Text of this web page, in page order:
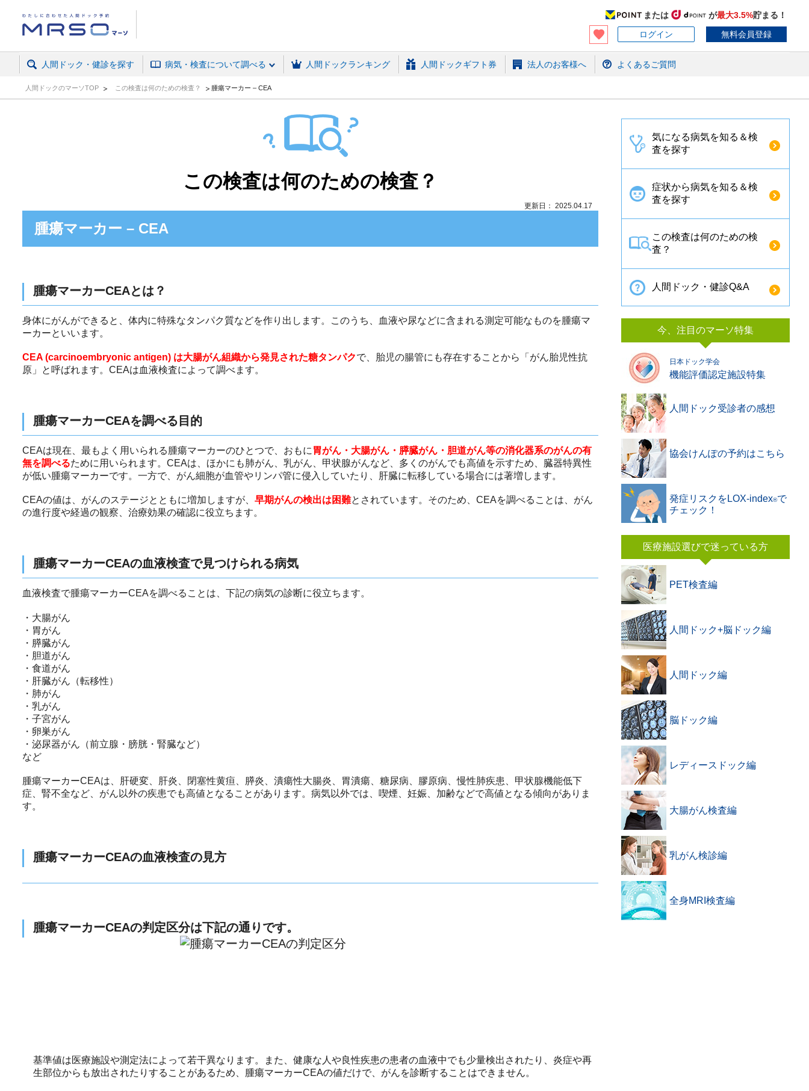
または が最大3.5%貯まる！
ログイン 無料会員登録
人間ドック・健診を探す 病気・検査について調べる 人間ドックランキング 人間ドックギフト券 法人のお客様へ よくあるご質問
人間ドックのマーソTOP この検査は何のための検査？ 腫瘍マーカー – CEA
この検査は何のための検査？
更新日： 2025.04.17
腫瘍マーカー – CEA
腫瘍マーカーCEAとは？
身体にがんができると、体内に特殊なタンパク質などを作り出します。このうち、血液や尿などに含まれる測定可能なものを腫瘍マ
ーカーといいます。
CEA (carcinoembryonic antigen) は大腸がん組織から発見された糖タンパクで、胎児の腸管にも存在することから「がん胎児性抗
原」と呼ばれます。CEAは血液検査によって調べます。
腫瘍マーカーCEAを調べる目的
CEAは現在、最もよく用いられる腫瘍マーカーのひとつで、おもに 胃がん・大腸がん・膵臓がん・胆道がん等の消化器系のがんの有
無を調べるために用いられます。CEAは、ほかにも肺がん、乳がん、甲状腺がんなど、多くのがんでも高値を示すため、臓器特異性
が低い腫瘍マーカーです。一方で、がん細胞が血管やリンパ管に侵入していたり、肝臓に転移している場合には著増します。
CEAの値は、がんのステージとともに増加しますが、 早期がんの検出は困難とされています。そのため、CEAを調べることは、がん
の進行度や経過の観察、治療効果の確認に役立ちます。
腫瘍マーカーCEAの血液検査で見つけられる病気
血液検査で腫瘍マーカーCEAを調べることは、下記の病気の診断に役立ちます。
・大腸がん
・胃がん
・膵臓がん
・胆道がん
・食道がん
・肝臓がん（転移性）
・肺がん
・乳がん
・子宮がん
・卵巣がん
・泌尿器がん（前立腺・膀胱・腎臓など）
など
腫瘍マーカーCEAは、肝硬変、肝炎、閉塞性黄疸、膵炎、潰瘍性大腸炎、胃潰瘍、糖尿病、膠原病、慢性肺疾患、甲状腺機能低下
症、腎不全など、がん以外の疾患でも高値となることがあります。病気以外では、喫煙、妊娠、加齢などで高値となる傾向がありま
す。
腫瘍マーカーCEAの血液検査の見方
腫瘍マーカーCEAの判定区分は下記の通りです。
基準値は医療施設や測定法によって若干異なります。また、健康な人や良性疾患の患者の血液中でも少量検出されたり、炎症や再
生部位からも放出されたりすることがあるため、腫瘍マーカーCEAの値だけで、がんを診断することはできません。
気になる病気を知る＆検
査を探す
症状から病気を知る＆検
査を探す
この検査は何のための検
査？
人間ドック・健診Q&A
今、注目のマーソ特集
日本ドック学会
機能評価認定施設特集
人間ドック受診者の感想
協会けんぽの予約はこちら
発症リスクをLOX-index®️で
チェック！
医療施設選びで迷っている方
PET検査編
人間ドック+脳ドック編
人間ドック編
脳ドック編
レディースドック編
大腸がん検査編
乳がん検診編
全身MRI検査編